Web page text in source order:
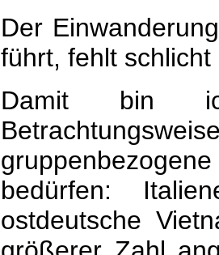
Der
führt, fehlt
Damit bin
bedürfen:
ostdeutsche